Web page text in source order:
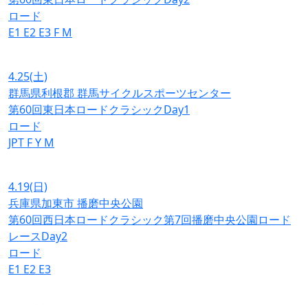
ロード
E1 E2 E3 F M
4.25(土)
群馬県利根郡 群馬サイクルスポーツセンター
第60回東日本ロードクラシックDay1
ロード
JPT FY M
4.19(日)
兵庫県加東市 播磨中央公園
第60回西日本ロードクラシック第7回播磨中央公園ロード
レースDay2
ロード
E1 E2 E3